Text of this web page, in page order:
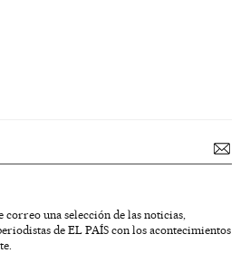
correo una selección de las noticias,
de EL PAÍS con los acontecimientos